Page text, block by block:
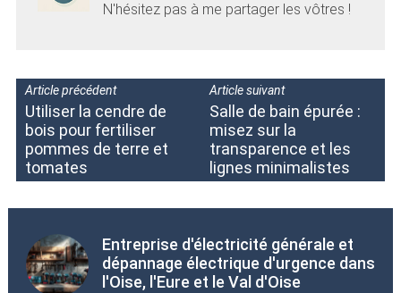
N'hésitez pas à me partager les vôtres !
Article précédent
Utiliser la cendre de
bois pour fertiliser
pommes de terre et
tomates
Article suivant
Salle de bain épurée :
misez sur la
transparence et les
lignes minimalistes
Entreprise d'électricité générale et
dépannage électrique d'urgence dans
l'Oise, l'Eure et le Val d'Oise